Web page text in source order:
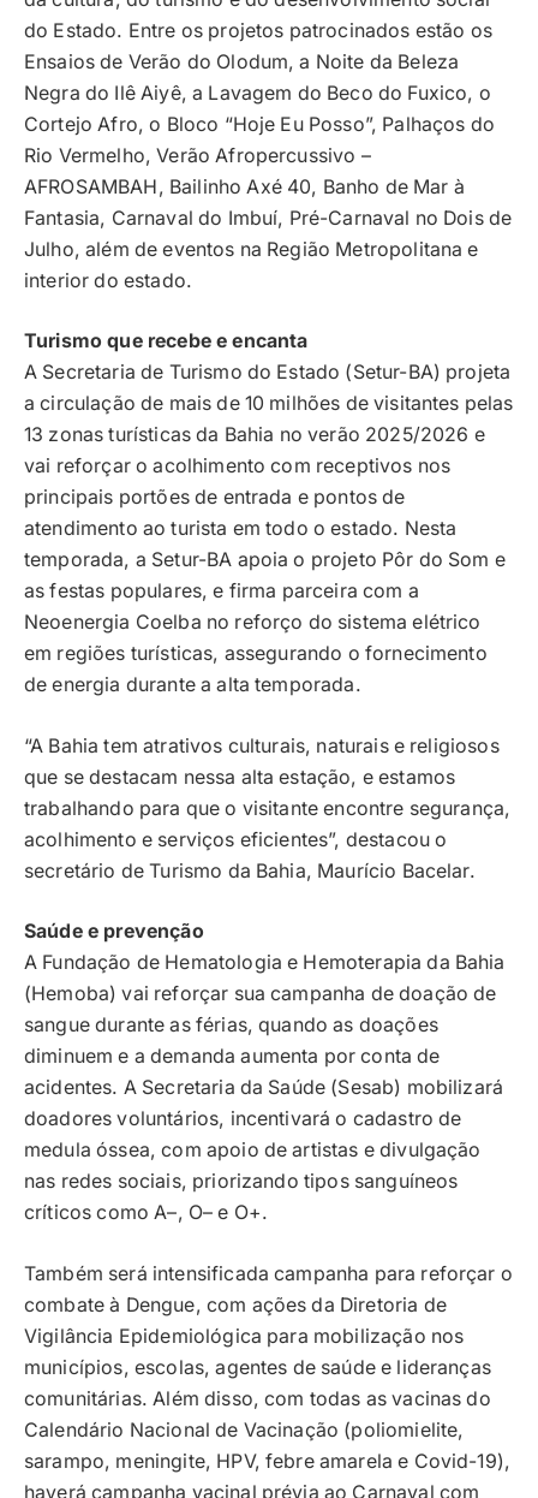
do Estado. Entre os projetos patrocinados estão os
Ensaios de Verão do Olodum, a Noite da Beleza
Negra do Ilê Aiyê, a Lavagem do Beco do Fuxico, o
Cortejo Afro, o Bloco “Hoje Eu Posso”, Palhaços do
Rio Vermelho, Verão Afropercussivo –
AFROSAMBAH, Bailinho Axé 40, Banho de Mar à
Fantasia, Carnaval do Imbuí, Pré-Carnaval no Dois de
Julho, além de eventos na Região Metropolitana e
interior do estado.
Turismo que recebe e encanta
A Secretaria de Turismo do Estado (Setur-BA) projeta
a circulação de mais de 10 milhões de visitantes pelas
13 zonas turísticas da Bahia no verão 2025/2026 e
vai reforçar o acolhimento com receptivos nos
principais portões de entrada e pontos de
atendimento ao turista em todo o estado. Nesta
temporada, a Setur-BA apoia o projeto Pôr do Som e
as festas populares, e firma parceira com a
Neoenergia Coelba no reforço do sistema elétrico
em regiões turísticas, assegurando o fornecimento
de energia durante a alta temporada.
“A Bahia tem atrativos culturais, naturais e religiosos
que se destacam nessa alta estação, e estamos
trabalhando para que o visitante encontre segurança,
acolhimento e serviços eficientes”, destacou o
secretário de Turismo da Bahia, Maurício Bacelar.
Saúde e prevenção
A Fundação de Hematologia e Hemoterapia da Bahia
(Hemoba) vai reforçar sua campanha de doação de
sangue durante as férias, quando as doações
diminuem e a demanda aumenta por conta de
acidentes. A Secretaria da Saúde (Sesab) mobilizará
doadores voluntários, incentivará o cadastro de
medula óssea, com apoio de artistas e divulgação
nas redes sociais, priorizando tipos sanguíneos
críticos como A–, O– e O+.
Também será intensificada campanha para reforçar o
combate à Dengue, com ações da Diretoria de
Vigilância Epidemiológica para mobilização nos
municípios, escolas, agentes de saúde e lideranças
comunitárias. Além disso, com todas as vacinas do
Calendário Nacional de Vacinação (poliomielite,
sarampo, meningite, HPV, febre amarela e Covid-19),
haverá campanha vacinal prévia ao Carnaval com